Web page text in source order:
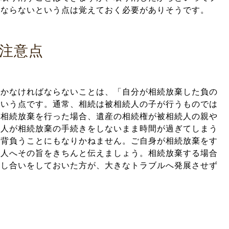
らないという点は覚えておく必要がありそうです。
意点
なければならないことは、「自分が相続放棄した負の
う点です。通常、相続は被相続人の子が行うものでは
続放棄を行った場合、遺産の相続権が被相続人の親や
が相続放棄の手続きをしないまま時間が過ぎてしまう
負うことにもなりかねません。ご自身が相続放棄をす
へその旨をきちんと伝えましょう。相続放棄する場合
合いをしておいた方が、大きなトラブルへ発展させず